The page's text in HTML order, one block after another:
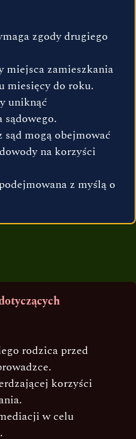
zgody drugiego
miejsca zamieszkania
miesięcy do roku.
uniknąć
sądowego.
mogą obejmować
na korzyści
z myślą o
rodzica przed
korzyści
w celu